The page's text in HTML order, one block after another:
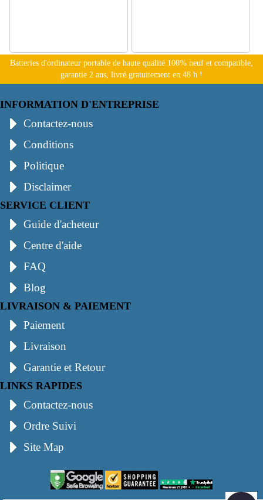
Batteries d'ordinateur portable de haute qualité 100% neuf et compatible,
garantie 2 ans, livré gratuitement en 48 h !
INFORMATION D'ENTREPRISE
Contactez-nous
Conditions
Politique
Disclaimer
SERVICE CLIENT
Guide d'acheteur
Centre d'aide
FAQ
Blog
LIVRAISON & PAIEMENT
Paiement
Livraison
Garantie et Retour
LINKS RAPIDES
Contactez-nous
Ordre Suivi
Site Map